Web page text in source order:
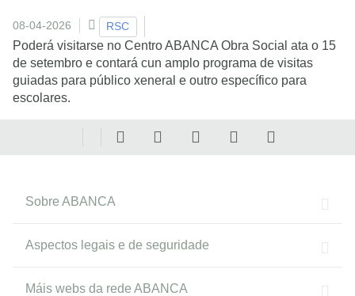
08-04-2026 RSC
Poderá visitarse no Centro ABANCA Obra Social ata o 15
de setembro e contará cun amplo programa de visitas
guiadas para público xeneral e outro específico para
escolares.
Sobre ABANCA
Aspectos legais e de seguridade
Máis webs da rede ABANCA